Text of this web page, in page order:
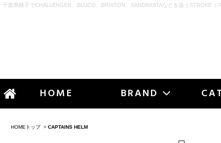
千葉県銚子でCHALLENGER、BLUCO、BRIXTON、SANDINISTAなどを扱うSTROKE（
HOME BRAND
HOMEトップ> CAPTAINS HELM